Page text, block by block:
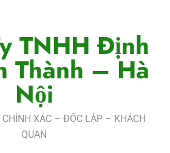
TNHH Định
Thành – Hà
Nội
XÁC – ĐỘC LẬP – KHÁCH
QUAN